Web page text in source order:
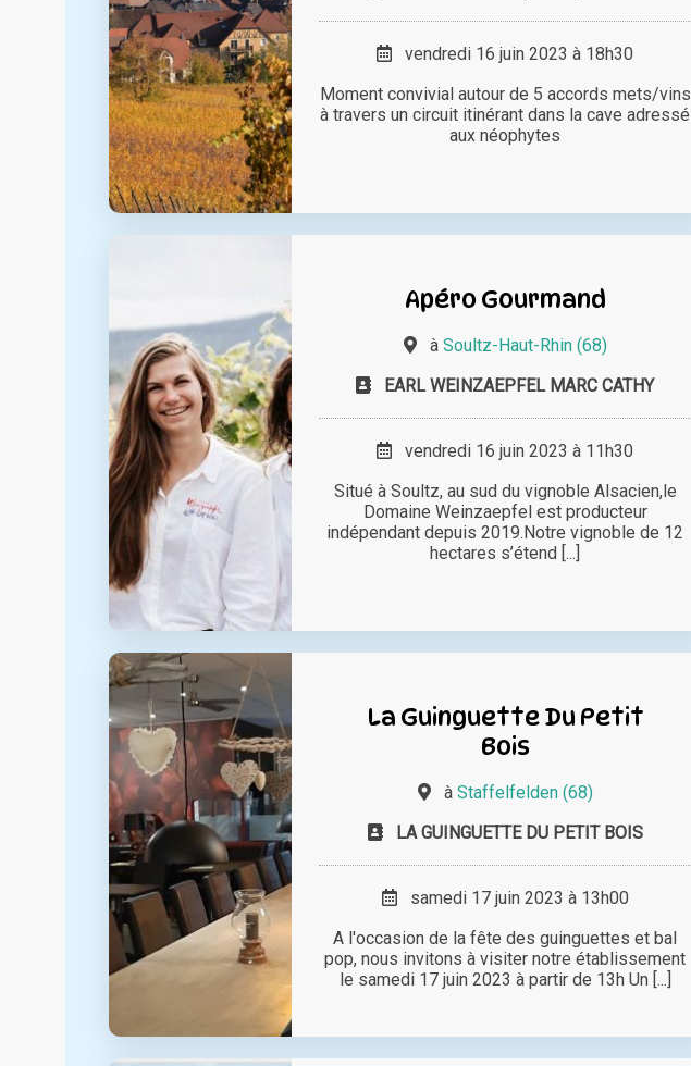
vendredi 16 juin 2023 à 18h30
Moment convivial autour de 5 accords mets/vins
à travers un circuit itinérant dans la cave adressé
aux néophytes
Apéro Gourmand
à Soultz-Haut-Rhin (68)
EARL WEINZAEPFEL MARC CATHY
vendredi 16 juin 2023 à 11h30
Situé à Soultz, au sud du vignoble Alsacien,le
Domaine Weinzaepfel est producteur
indépendant depuis 2019.Notre vignoble de 12
hectares s’étend [...]
La Guinguette Du Petit
Bois
à Staffelfelden (68)
LA GUINGUETTE DU PETIT BOIS
samedi 17 juin 2023 à 13h00
A l'occasion de la fête des guinguettes et bal
pop, nous invitons à visiter notre établissement
le samedi 17 juin 2023 à partir de 13h Un [...]